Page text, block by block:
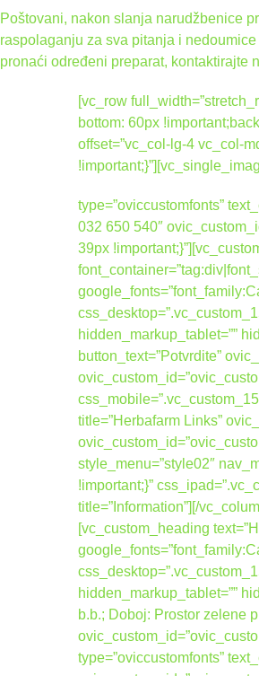
Poštovani, nakon slanja narudžbenice
raspolaganju za sva pitanja i
pronaći određeni preparat, kontaktirajte
[vc_row
bottom: 60px
offset=”vc_col-lg-4 vc_col-
type=”oviccustomfonts”
032 650 540″
39px
hidden_markup_tablet=””
button_text=”Potvrdite”
title=”Herbafarm Links”
style_menu=”style02″
!important;}”
title=”Information”][/
[vc_custom_heading
hidden_markup_tablet=””
b.b.; Doboj: Prostor zelene
type=”oviccustomfonts”